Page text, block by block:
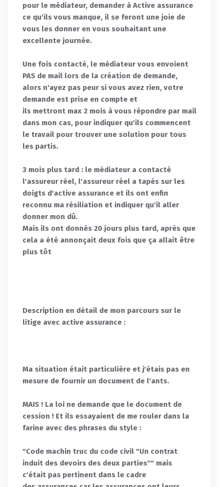
pour le médiateur, demander à Active assurance
ce qu'ils vous manque, il se feront une joie de
vous les donner en vous souhaitant une
excellente journée.
Une fois contacté, le médiateur vous envoient
PAS de mail lors de la création de demande,
alors n'ayez pas peur si vous avez rien, votre
demande est prise en compte et
ils mettront max 2 mois à vous répondre par mail
dans mon cas, pour indiquer qu'ils commencent
le travail pour trouver une solution pour tous
les partis.
3 mois plus tard : le médiateur a contacté
l'assureur réel, l'assureur réel a tapés sur les
doigts d'active assurance et ils ont enfin
reconnu ma résiliation et indiquer qu'il aller
donner mon dû.
Mais ils ont donnés 20 jours plus tard, après que
cela a été annonçait deux fois que ça allait être
plus tôt
Description en détail de mon parcours sur le
litige avec active assurance :
Ma situation était particulière et j'étais pas en
mesure de fournir un document de l'ants.
MAIS ! La loi ne demande que le document de
cession ! Et ils essayaient de me rouler dans la
farine avec des phrases du style :
"Code machin truc du code civil "Un contrat
induit des devoirs des deux parties"" mais
c'était pas pertinent dans le cadre